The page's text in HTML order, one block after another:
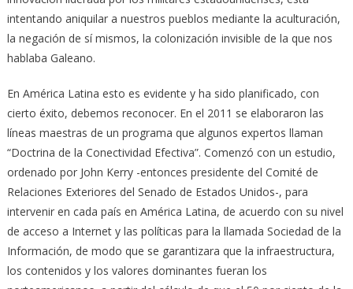
intentando aniquilar a nuestros pueblos mediante la aculturación,
la negación de sí mismos, la colonización invisible de la que nos
hablaba Galeano.
En América Latina esto es evidente y ha sido planificado, con
cierto éxito, debemos reconocer. En el 2011 se elaboraron las
líneas maestras de un programa que algunos expertos llaman
“Doctrina de la Conectividad Efectiva”. Comenzó con un estudio,
ordenado por John Kerry -entonces presidente del Comité de
Relaciones Exteriores del Senado de Estados Unidos-, para
intervenir en cada país en América Latina, de acuerdo con su nivel
de acceso a Internet y las políticas para la llamada Sociedad de la
Información, de modo que se garantizara que la infraestructura,
los contenidos y los valores dominantes fueran los